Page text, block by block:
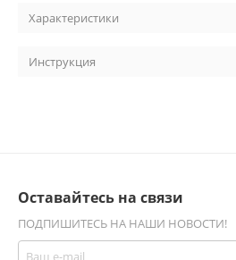
Характеристики
Инструкция
Оставайтесь на связи
ПОДПИШИТЕСЬ НА НАШИ НОВОСТИ!